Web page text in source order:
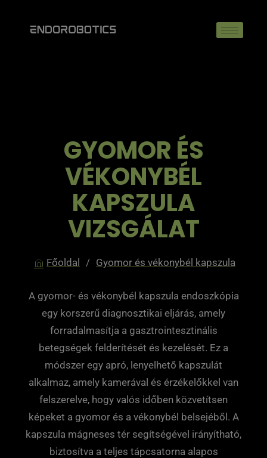
GYOMOR ÉS
VÉKONYBÉL
KAPSZULA
VIZSGÁLAT
Főoldal / Gyomor és vékonybél kapszula
A gyomor- és vékonybél kapszula endoszkópia
egy korszerű diagnosztikai eljárás, amely
forradalmasítja a gasztrointesztinális
betegségek felderítését és kezelését. Ez a
módszer egy apró, lenyelhető kapszulát
alkalmaz, amely kamerával és érzékelőkkel van
felszerelve, hogy valós időben közvetítsen
képeket a gyomor és a vékonybél belsejéből. A
kapszula mágneses tér segítségével irányítható,
biztosítva a teljes tápcsatorna alapos